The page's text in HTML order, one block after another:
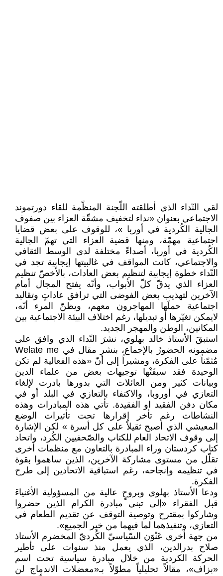
لقي النّداء الذي أطلقته اللّجنة المنظّمة للقاء دورتموند
الاجتماعي بعنوان «نداء لتخفيف مشقّة العزاء بين صفوف
الجالية الكُردية في أوربا »، للوقوف على بعض قضايا
اجتماعية مهمّة، ومنها قضية العزاء التي تهمّ الجالية
الكُردية في أوربا، أصداءً مختلفة لدى الوسط الثقافي
والاجتماعي، كانت المواقف في غالبيتها إيجابية تجد في
النّداء خطوة إيجابية لتنظيم بعض العادات، بالأخصّ تنظيم
العزاء الذي يدقّ كلّ الأبواب، وأنّه يفتح المجال أمام
الآخرين لتهذيب بعض الفوضى التي ترافق عاداتٍ وتقاليد
اجتماعية حملَها المهاجرون معهم، ويظنّ المرء أنّه،
لايمكن تغيّرها أو تبديلها، رغم اختلاف البيئة الاجتماعية بين
المكانين، الوطن والمهجر الجديد.
استبقَ الأستاذ خالد بهلوي، نشرَ النّداء الذي وافق على
مضمونه الحضورُ بالإجماع، بنشر مقال في Welate me
مُثمّناً على الفكرة، ومشيراً إلى أنّ «هذه الفعالية لم تكن
الوحيدة فقد سبقَتْها توجيهات بعض من علماء الدين
وبيانات كثير ومن العائلات التي بدورها بادرت لإلغاء
التعازي في أوروبا، والاكتفاء بالتعازي في البلد أو في
مكان دفن الفقيد او الفقيدة. تأتي هذه المبادرات وهذه
النشاطات رغم تأخر إقرارها تحت تأثيرات الوضع
المعيشي الذي أصبح ثقيلاً على كل أسرة » لكن الإشارة
إلى وقوف الاتحاد العام للكتاب والصّحفيين الكُرد، واتحاد
كتاب كردستان وراء المبادرة بالتعاون مع منظمات أخرى
تقلّل من مستوى مشاركة الآخرين، الذين ساهموا بقوة
في تنظيمه وإنجاحه، رغم استباقية الاتحادين إلى طرح
الفكرة.
ودعا الأستاذ بهلوي وبروحٍ عالية من المسؤولية الأغنياءَ
قبل الفقراء «إلى تبني مبادرة الكرام الذين حضروا
وشاركوا بمقترح وتوصية التوقف عن تقديم الطعام في
التعازي، وتنفيذهما لما فيهما من خير الجميع».
من جهة أخرى عَنْوَن السّياسيّ الكُرديّ المخضرم الأستاذ
صلاح بدرالدين، الذي يعمل منذ سنوات على تأطير
الحركة الكردية من خلال مبادرة سياسية تحت اسم
«بزاف»، مقالاً تحليلياً مطوّلاً بـ«معضلات الاندماج لن